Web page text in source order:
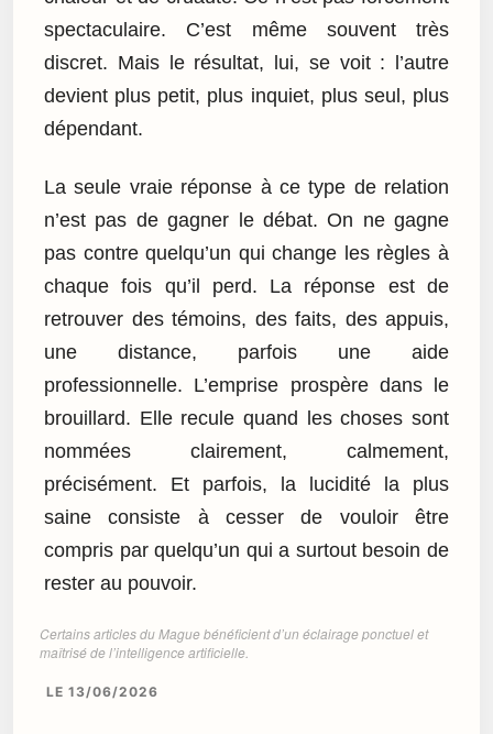
spectaculaire. C’est même souvent très
discret. Mais le résultat, lui, se voit : l’autre
devient plus petit, plus inquiet, plus seul, plus
dépendant.
La seule vraie réponse à ce type de relation
n’est pas de gagner le débat. On ne gagne
pas contre quelqu’un qui change les règles à
chaque fois qu’il perd. La réponse est de
retrouver des témoins, des faits, des appuis,
une distance, parfois une aide
professionnelle. L’emprise prospère dans le
brouillard. Elle recule quand les choses sont
nommées clairement, calmement,
précisément. Et parfois, la lucidité la plus
saine consiste à cesser de vouloir être
compris par quelqu’un qui a surtout besoin de
rester au pouvoir.
Certains articles du Mague bénéficient d’un éclairage ponctuel et
maîtrisé de l’intelligence artificielle.
LE 13/06/2026